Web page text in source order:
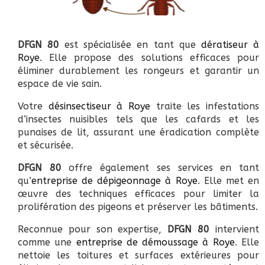
DFGN 80est spécialisée en tant que dératiseur à
Roye. Elle propose des solutions efficaces pour
éliminer durablement les rongeurs et garantir un
espace de vie sain.
Votre désinsectiseur à Roye traite les infestations
d’insectes nuisibles tels que les cafards et les
punaises de lit, assurant une éradication complète
et sécurisée.
DFGN 80offre également ses services en tant
qu’entreprise de dépigeonnage à Roye. Elle met en
œuvre des techniques efficaces pour limiter la
prolifération des pigeons et préserver les bâtiments.
Reconnue pour son expertise, DFGN 80 intervient
comme une entreprise de démoussage à Roye. Elle
nettoie les toitures et surfaces extérieures pour